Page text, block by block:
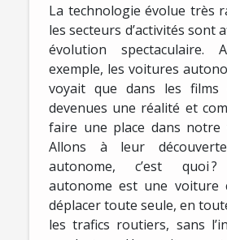
La technologie évolue très
les secteurs d’activités sont
évolution spectaculaire.
exemple, les voitures
voyait que dans les
devenues une réalité et
faire une place dans notre
Allons à leur
autonome, c’est quoi
autonome est une voiture
déplacer toute seule, en
les trafics routiers, sans